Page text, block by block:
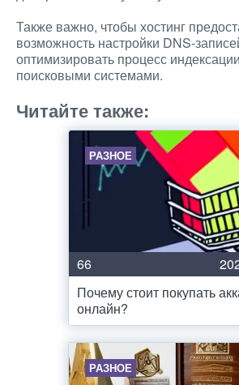
Также важно, чтобы хостинг
возможность настройки DNS-
оптимизировать процесс
поисковыми системами.
Читайте также:
РАЗНОЕ
66
Почему стоит покупать
онлайн?
РАЗНОЕ